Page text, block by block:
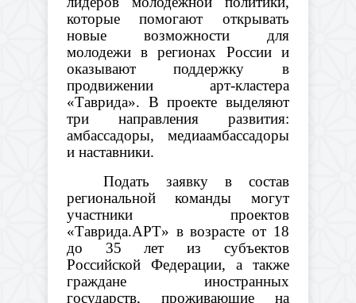
которые помогают открывать
новые возможности для
молодежи в регионах России и
оказывают поддержку в
продвижении арт-кластера
«Таврида». В проекте выделяют
три направления развития:
амбассадоры, медиаамбассадоры
и наставники.
Подать заявку в состав
региональной команды могут
участники проектов
«Таврида.АРТ» в возрасте от 18
до 35 лет из субъектов
Российской Федерации, а также
граждане иностранных
государств, проживающие на